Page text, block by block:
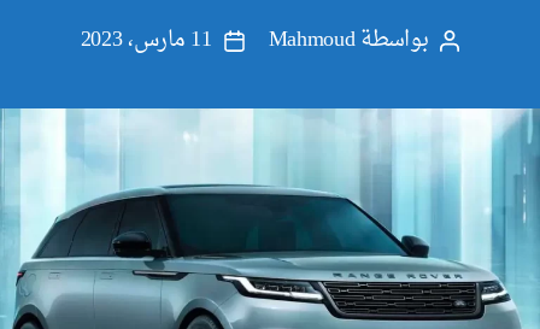
كاتببواسطةMahmoud
تاريخ
11 مارس، 2023